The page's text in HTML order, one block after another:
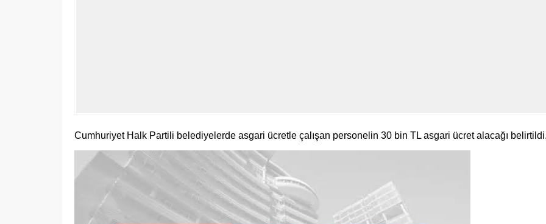
Cumhuriyet Halk Partili belediyelerde asgari ücretle çalışan personelin 30 bin TL asgari ücret alacağı